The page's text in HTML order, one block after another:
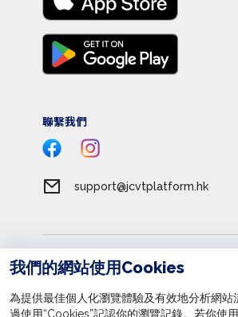
聯繫我們
support@jcvtplatform.hk
私隱政策
收集個人資料聲明
我們的網站使用Cookies
為提供最佳個人化瀏覽體驗及有效地分析網站
過使用“Cookies”記認你的瀏覽記錄。若你使